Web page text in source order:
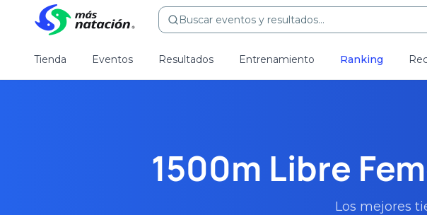
Buscar eventos y resultados...
Tienda Eventos Resultados Entrenamiento Ranking
1500m Libre
Los mejores